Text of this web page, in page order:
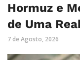
Hormuz e
de Uma
7 de Agosto, 2026